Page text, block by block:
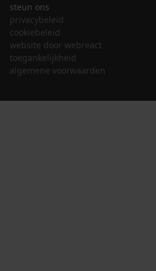
steun ons
privacybeleid
cookiebeleid
website door webreact
toegankelijkheid
algemene voorwaarden